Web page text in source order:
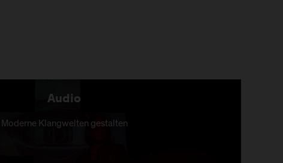
Audio
Moderne Klangwelten gestalten